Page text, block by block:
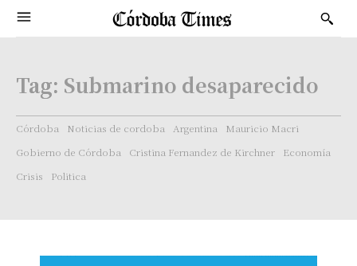
Tag: Submarino desaparecido
Córdoba Noticias de cordoba Argentina
Mauricio Macri
Gobierno de Córdoba
Cristina Fernandez de Kirchner
Economía
Crisis
Politica